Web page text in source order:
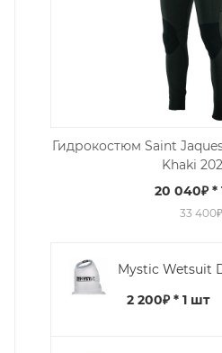
Гидрокостюм Saint
Khaki
20 040₽ *
33 400₽
Mystic Wetsuit
2 200₽ * 1 шт